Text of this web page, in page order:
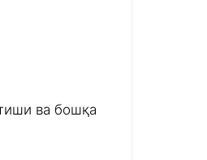
ва бошқа